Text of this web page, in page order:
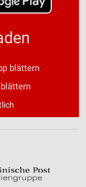
blättern